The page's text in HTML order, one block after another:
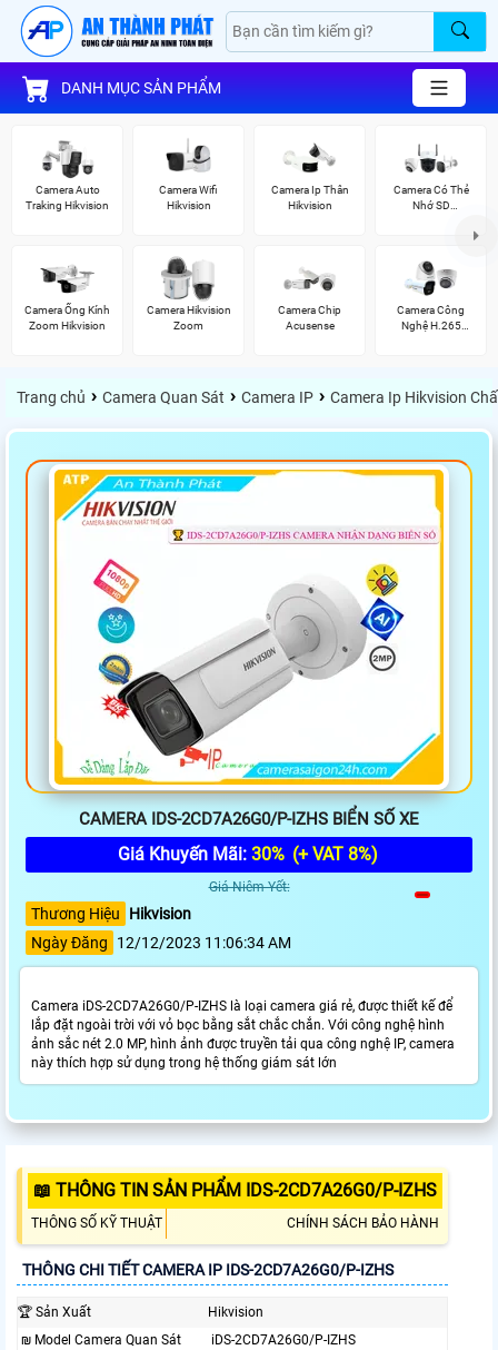
DANH MỤC SẢN PHẨM
Camera Auto
Traking Hikvision
Camera Wifi
Hikvision
Camera Ip Thân
Hikvision
Camera Có Thẻ
Nhớ SD
Camera Ống Kính
Zoom Hikvision
Camera Hikvision
Zoom
Camera Chip
Acusense
Camera Công
Nghệ H.265
Trang chủ › Camera Quan Sát › Camera IP › Camera Ip Hikvision
CAMERA IDS-2CD7A26G0/P-IZHS BIỂN SỐ XE
Giá Khuyến Mãi: 30% (+ VAT 8%)
Giá Niêm Yết:
Thương Hiệu
Hikvision
Ngày Đăng
12/12/2023 11:06:34 AM
Camera iDS-2CD7A26G0/P-IZHS là loại camera giá rẻ, được thiết kế để
lắp đặt ngoài trời với vỏ bọc bằng sắt chắc chắn. Với công nghệ hình
ảnh sắc nét 2.0 MP, hình ảnh được truyền tải qua công nghệ IP, camera
này thích hợp sử dụng trong hệ thống giám sát lớn
📖 THÔNG TIN SẢN PHẨM IDS-2CD7A26G0/P-IZHS
THÔNG SỐ KỸ THUẬT CHÍNH SÁCH BẢO HÀNH
THÔNG CHI TIẾT CAMERA IP IDS-2CD7A26G0/P-IZHS
🏆 Sản Xuất
Hikvision
₪ Model Camera Quan Sát
iDS-2CD7A26G0/P-IZHS